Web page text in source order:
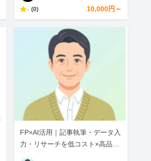
- (0) 10,000円～
FP×AI活用｜記事執筆・データ入
力・リサーチを低コスト×高品質